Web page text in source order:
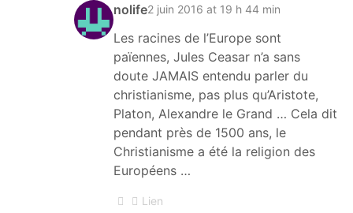
nolife2 juin 2016 at 19 h 44 min
Les racines de l’Europe sont
païennes, Jules Ceasar n’a sans
doute JAMAIS entendu parler du
christianisme, pas plus qu’Aristote,
Platon, Alexandre le Grand … Cela dit
pendant près de 1500 ans, le
Christianisme a été la religion des
Européens …
Lien